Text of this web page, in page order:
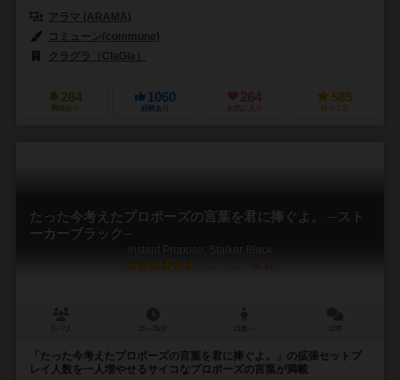
アラマ (ARAMA)
コミューン(commune)
クラグラ（ClaGla）
264
興味あり
1060
経験あり
264
お気に入り
585
持ってる
たった今考えたプロポーズの言葉を君に捧ぐよ。 ─スト
ーカーブラック─
Instant Propose: Stalker Black
「たった今考えたプロポーズの言葉を君に捧ぐよ。」の拡張セットプ
レイ人数を一人増やせるサイコなプロポーズの言葉が満載